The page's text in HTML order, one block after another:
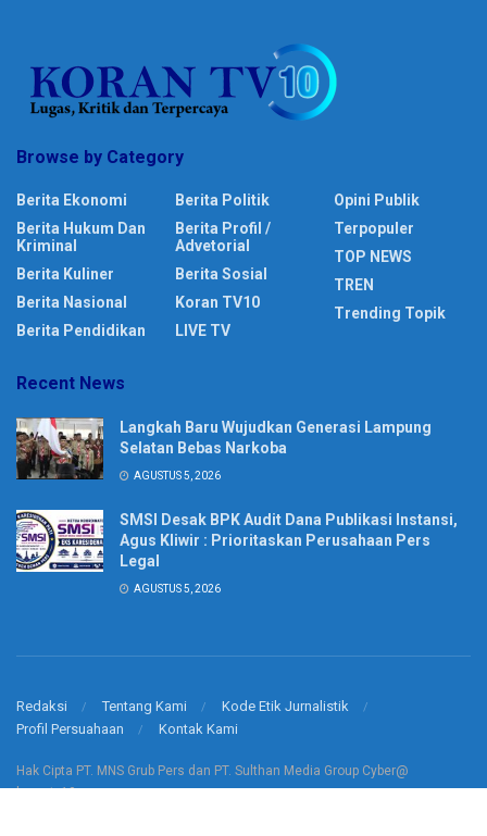
Browse by Category
Berita Ekonomi
Berita Hukum Dan
Kriminal
Berita Kuliner
Berita Nasional
Berita Pendidikan
Berita Politik
Berita Profil /
Advetorial
Berita Sosial
Koran TV10
LIVE TV
Opini Publik
Terpopuler
TOP NEWS
TREN
Trending Topik
Recent News
Langkah Baru Wujudkan Generasi Lampung
Selatan Bebas Narkoba
AGUSTUS 5, 2026
SMSI Desak BPK Audit Dana Publikasi Instansi,
Agus Kliwir : Prioritaskan Perusahaan Pers
Legal
AGUSTUS 5, 2026
Redaksi Tentang Kami
Kode Etik Jurnalistik
Profil Persuahaan
Kontak Kami
Hak Cipta PT. MNS Grub Pers dan PT. Sulthan Media Group Cyber@
korantv10.com